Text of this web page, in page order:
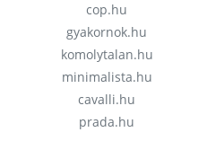
cop.hu
gyakornok.hu
komolytalan.hu
minimalista.hu
cavalli.hu
prada.hu